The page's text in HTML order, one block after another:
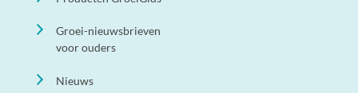
Groei-nieuwsbrieven
voor ouders
Nieuws